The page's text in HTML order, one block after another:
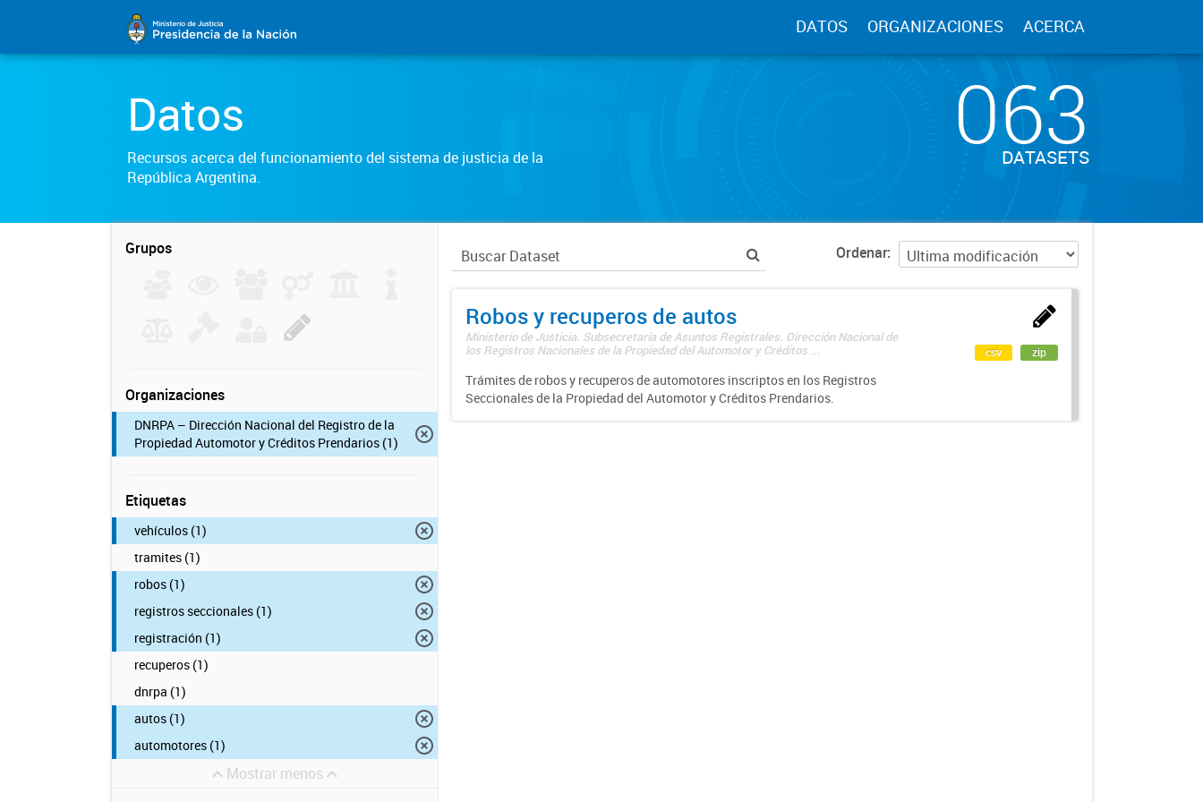
DATOS ORGANIZACIONES ACERCA
Datos
Recursos acerca del funcionamiento del sistema de justicia de la
República Argentina.
063
DATASETS
Grupos
Organizaciones
DNRPA – Dirección Nacional del Registro de la
Propiedad Automotor y Créditos Prendarios (1)
Etiquetas
vehículos (1)
tramites (1)
robos (1)
registros seccionales (1)
registración (1)
recuperos (1)
dnrpa (1)
autos (1)
automotores (1)
Mostrar menos
Ordenar
Robos y recuperos de autos
Ministerio de Justicia. Subsecretaría de Asuntos Registrales. Dirección Nacional de
los Registros Nacionales de la Propiedad del Automotor y Créditos ...
Trámites de robos y recuperos de automotores inscriptos en los Registros
Seccionales de la Propiedad del Automotor y Créditos Prendarios.
csv zip